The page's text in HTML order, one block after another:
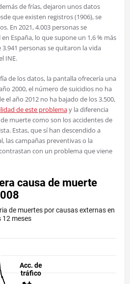
de frías, dejaron unos datos
que existen registros (1906), se
En 2021, 4.003 personas se
España, lo que supone un 1,6 % más
personas se quitaron la vida
INE.
de los datos, la pantalla ofrecería una
2000, el número de suicidios no ha
el año 2012 no ha bajado de los 3.500,
de este problemay la diferencia
muerte como son los accidentes de
Estas, que sí han descendido a
las campañas preventivas o la
con un problema que viene